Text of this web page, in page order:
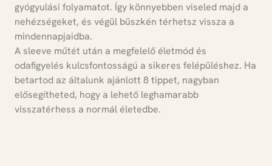
gyógyulási folyamatot. Így könnyebben viseled majd a
nehézségeket, és végül büszkén térhetsz vissza a
mindennapjaidba.
A sleeve műtét után a megfelelő életmód és
odafigyelés kulcsfontosságú a sikeres felépüléshez. Ha
betartod az általunk ajánlott 8 tippet, nagyban
elősegítheted, hogy a lehető leghamarabb
visszatérhess a normál életedbe.